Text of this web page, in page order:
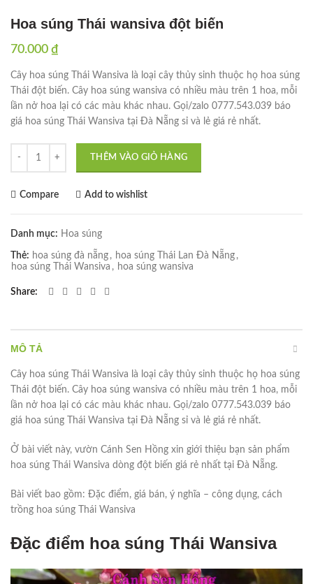
Hoa súng Thái wansiva đột biến
70.000 ₫
Cây hoa súng Thái Wansiva là loại cây thủy sinh thuộc họ hoa súng
Thái đột biến. Cây hoa súng wansiva có nhiều màu trên 1 hoa, mỗi
lần nở hoa lại có các màu khác nhau. Gọi/zalo 0777.543.039 báo
giá hoa súng Thái Wansiva tại Đà Nẵng sỉ và lẻ giá rẻ nhất.
Hoa súng Thái wansiva đột biến số lượng
THÊM VÀO GIỎ HÀNG
Compare Add to wishlist
Danh mục: Hoa súng
Thẻ: hoa súng đà nẵng , hoa súng Thái Lan Đà Nẵng ,
hoa súng Thái Wansiva , hoa súng wansiva
Share
MÔ TẢ
Cây hoa súng Thái Wansiva là loại cây thủy sinh thuộc họ hoa súng
Thái đột biến. Cây hoa súng wansiva có nhiều màu trên 1 hoa, mỗi
lần nở hoa lại có các màu khác nhau. Gọi/zalo 0777.543.039 báo
giá hoa súng Thái Wansiva tại Đà Nẵng sỉ và lẻ giá rẻ nhất.
Ở bài viết này, vườn Cánh Sen Hồng xin giới thiệu bạn sản phẩm
hoa súng Thái Wansiva dòng đột biến giá rẻ nhất tại Đà Nẵng.
Bài viết bao gồm: Đặc điểm, giá bán, ý nghĩa – công dụng, cách
trồng hoa súng Thái Wansiva
Đặc điểm hoa súng Thái Wansiva